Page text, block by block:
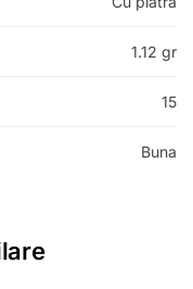
1.12 gr
15
Buna